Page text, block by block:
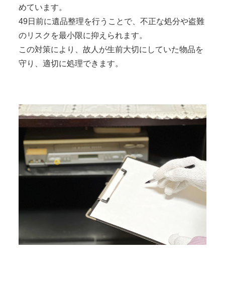
めています。
49日前に遺品整理を行うことで、不正な処分や盗難
のリスクを最小限に抑えられます。
この対策により、故人が生前大切にしていた物品を
守り、適切に処理できます。